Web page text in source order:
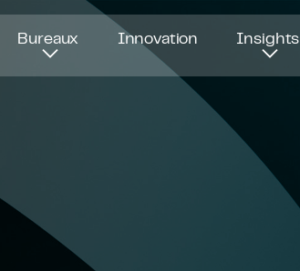
Bureaux Innovation Insights